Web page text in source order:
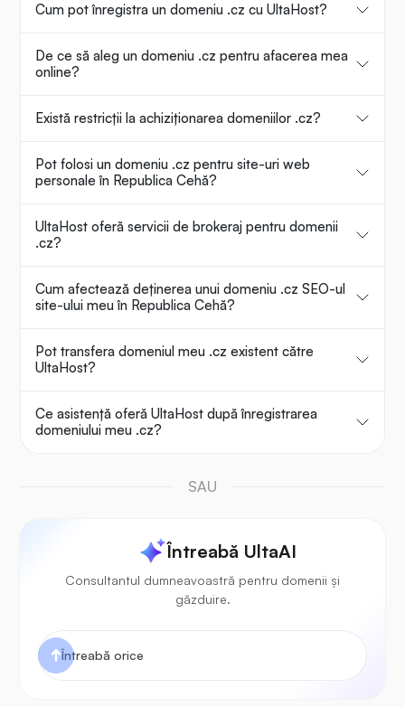
Cum pot înregistra un domeniu .cz cu UltaHost?
De ce să aleg un domeniu .cz pentru afacerea mea
online?
Există restricții la achiziționarea domeniilor .cz?
Pot folosi un domeniu .cz pentru site-uri web
personale în Republica Cehă?
UltaHost oferă servicii de brokeraj pentru domenii
.cz?
Cum afectează deținerea unui domeniu .cz SEO-ul
site-ului meu în Republica Cehă?
Pot transfera domeniul meu .cz existent către
UltaHost?
Ce asistență oferă UltaHost după înregistrarea
domeniului meu .cz?
SAU
Întreabă UltaAI
Consultantul dumneavoastră pentru domenii și
găzduire.